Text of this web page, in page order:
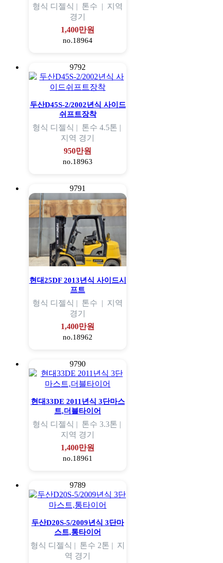
형식 디젤식 | 톤수 | 지역
경기
1,400만원
no.18964
9792
두산D45S-2/2002년식 사이드
쉬프트장착
형식 디젤식 | 톤수 4.5톤 |
지역 경기
950만원
no.18963
9791
현대25DF 2013년식 사이드시
프트
형식 디젤식 | 톤수 | 지역
경기
1,400만원
no.18962
9790
현대33DE 2011년식 3단마스
트,더블타이어
형식 디젤식 | 톤수 3.3톤 |
지역 경기
1,400만원
no.18961
9789
두산D20S-5/2009년식 3단마
스트,통타이어
형식 디젤식 | 톤수 2톤 | 지
역 경기